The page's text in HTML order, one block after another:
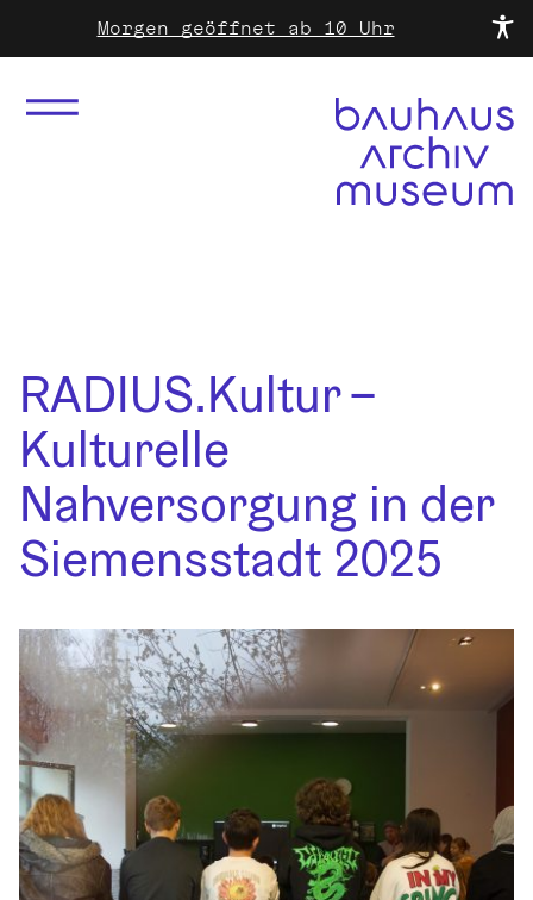
Morgen geöffnet ab 10 Uhr
RADIUS.Kultur –
Kulturelle
Nahversorgung in der
Siemensstadt 2025